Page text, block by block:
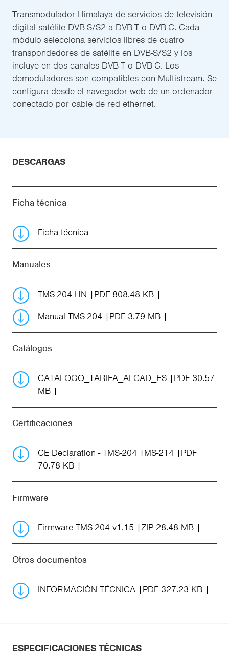
Transmodulador Himalaya de servicios de televisión
digital satélite DVB-S/S2 a DVB-T o DVB-C. Cada
módulo selecciona servicios libres de cuatro
transpondedores de satélite en DVB-S/S2 y los
incluye en dos canales DVB-T o DVB-C. Los
demoduladores son compatibles con Multistream. Se
configura desde el navegador web de un ordenador
conectado por cable de red ethernet.
DESCARGAS
Ficha técnica
Ficha técnica
Manuales
TMS-204 HN
PDF 808.48 KB
Manual TMS-204
PDF 3.79 MB
Catálogos
CATALOGO_TARIFA_ALCAD_ES
PDF 30.57
MB
Certificaciones
CE Declaration - TMS-204 TMS-214
PDF
70.78 KB
Firmware
Firmware TMS-204 v1.15 ZIP 28.48 MB
Otros documentos
INFORMACIÓN TÉCNICA PDF 327.23 KB
ESPECIFICACIONES TÉCNICAS